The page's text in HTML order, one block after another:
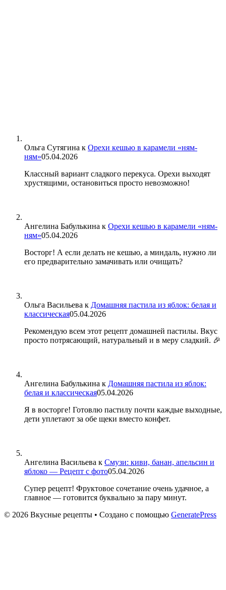
Ольга Сутягина к Орехи кешью в карамели «ням-
ням»05.04.2026
Классный вариант сладкого перекуса. Орехи выходят
хрустящими, остановиться просто невозможно!
Ангелина Бабулькина к Орехи кешью в карамели «ням-
ням»05.04.2026
Восторг! А если делать не кешью, а миндаль, нужно ли
его предварительно замачивать или очищать?
Ольга Васильева к Домашняя пастила из яблок: белая и
классическая05.04.2026
Рекомендую всем этот рецепт домашней пастилы. Вкус
просто потрясающий, натуральный и в меру сладкий. 🎉
Ангелина Бабулькина к Домашняя пастила из яблок:
белая и классическая05.04.2026
Я в восторге! Готовлю пастилу почти каждые выходные,
дети уплетают за обе щеки вместо конфет.
Ангелина Васильева к Смузи: киви, банан, апельсин и
яблоко — Рецепт с фото05.04.2026
Супер рецепт! Фруктовое сочетание очень удачное, а
главное — готовится буквально за пару минут.
© 2026 Вкусные рецепты • Создано с помощью GeneratePress